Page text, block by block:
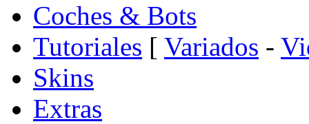
Coches & Bots
Tutoriales [ Variados -
Skins
Extras